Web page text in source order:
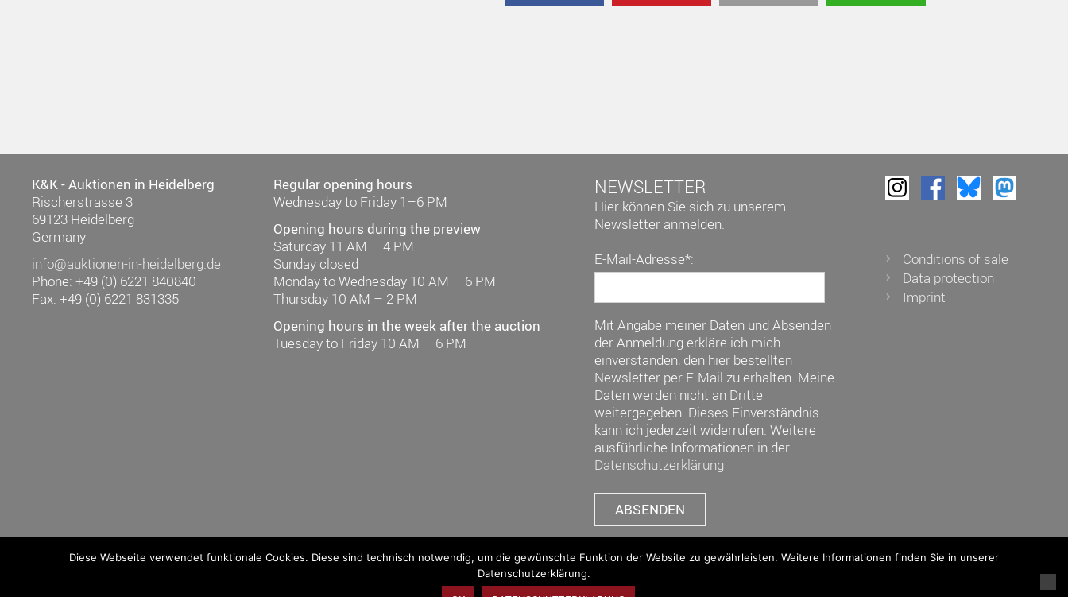
K&K - Auktionen in Heidelberg
Rischerstrasse 3
69123 Heidelberg
Germany
info@auktionen-in-heidelberg.de
Phone: +49 (0) 6221 840840
Fax: +49 (0) 6221 831335
Regular opening hours
Wednesday to Friday 1–6 PM
Opening hours during the preview
Saturday 11 AM – 4 PM
Sunday closed
Monday to Wednesday 10 AM – 6 PM
Thursday 10 AM – 2 PM
Opening hours in the week after the auction
Tuesday to Friday 10 AM – 6 PM
NEWSLETTER
Hier können Sie sich zu unserem
Newsletter anmelden.
E-Mail-Adresse*:
Mit Angabe meiner Daten und Absenden
der Anmeldung erkläre ich mich
einverstanden, den hier bestellten
Newsletter per E-Mail zu erhalten. Meine
Daten werden nicht an Dritte
weitergegeben. Dieses Einverständnis
kann ich jederzeit widerrufen. Weitere
ausführliche Informationen in der
Datenschutzerklärung
Conditions of sale
Data protection
Imprint
Diese Webseite verwendet funktionale Cookies. Diese sind technisch notwendig, um die gewünschte Funktion der Website zu gewährleisten. Weitere Informationen finden Sie in unserer
Datenschutzerklärung.